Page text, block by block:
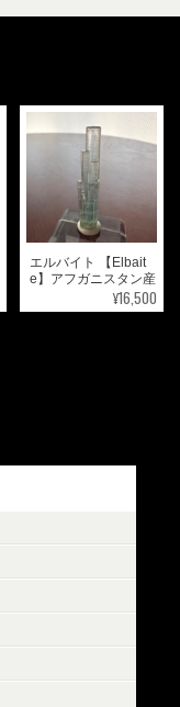
エルバイト 【Elbait
e】アフガニスタン産
¥16,500